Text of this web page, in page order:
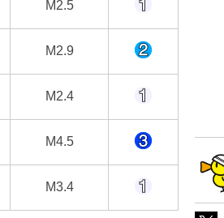
M2.5
M2.9
M2.4
M4.5
M3.4